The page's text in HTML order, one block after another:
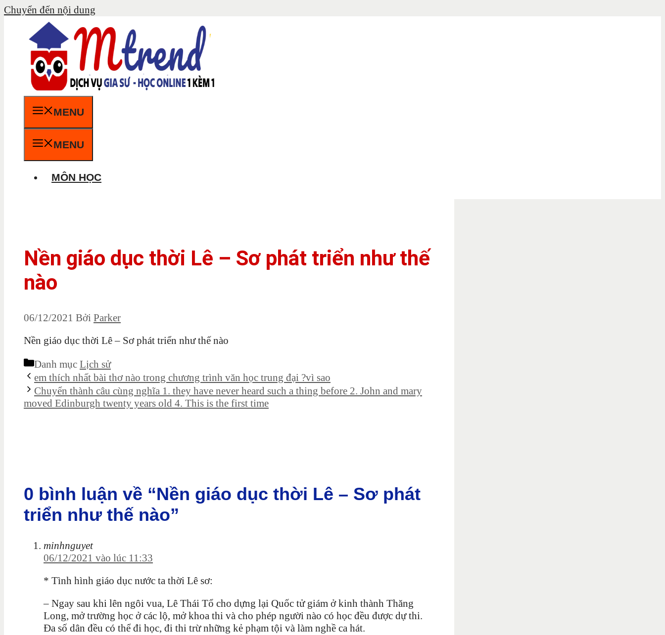
Chuyển đến nội dung
MENU
MENU
MÔN HỌC
Nền giáo dục thời Lê – Sơ phát triển như thế
nào
06/12/2021 Bởi Parker
Nền giáo dục thời Lê – Sơ phát triển như thế nào
Danh mục Lịch sử
em thích nhất bài thơ nào trong chương trình văn học trung đại ?vì sao
Chuyển thành câu cùng nghĩa 1. they have never heard such a thing before 2. John and mary
moved Edinburgh twenty years old 4. This is the first time
0 bình luận về “Nền giáo dục thời Lê – Sơ phát
triển như thế nào”
minhnguyet
06/12/2021 vào lúc 11:33
* Tình hình giáo dục nước ta thời Lê sơ:
– Ngay sau khi lên ngôi vua, Lê Thái Tổ cho dựng lại Quốc tử giám ở kinh thành Thăng
Long, mở trường học ở các lộ, mở khoa thi và cho phép người nào có học đều được dự thi.
Đa số dân đều có thể đi học, đi thi trừ những kẻ phạm tội và làm nghề ca hát.